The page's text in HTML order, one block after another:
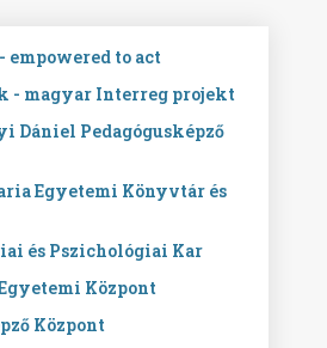
empowered to act
- magyar Interreg projekt
Dániel Pedagógusképző
Egyetemi Könyvtár és
és Pszichológiai Kar
Központ
Központ